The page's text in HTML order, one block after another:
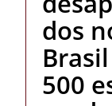
dos
500